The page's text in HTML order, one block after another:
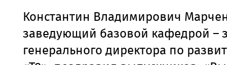
Константин Владимирович
заведующий базовой кафедрой –
генерального директора по